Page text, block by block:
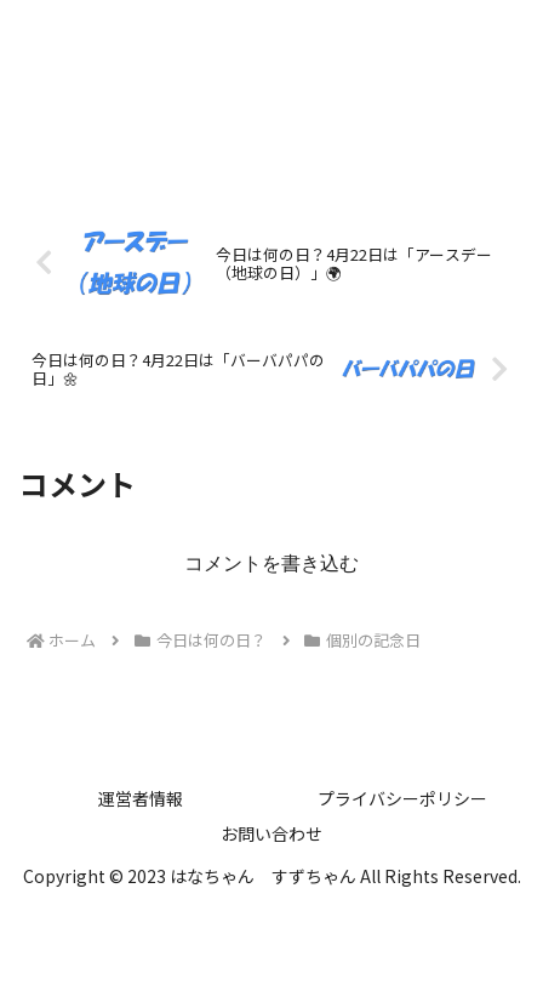
今日は何の日？4月22日は「アースデー
（地球の日）」🌍
今日は何の日？4月22日は「バーバパパの
日」🌼
コメント
コメントを書き込む
ホーム 今日は何の日？ 個別の記念日
運営者情報
プライバシーポリシー
お問い合わせ
Copyright © 2023 はなちゃん すずちゃん All Rights Reserved.